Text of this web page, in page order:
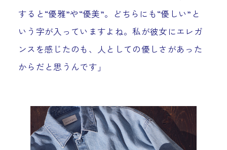
すると“優雅”や“優美”。どちらにも“優しい”と
いう字が入っていますよね。私が彼女にエレガ
ンスを感じたのも、人としての優しさがあった
からだと思うんです」